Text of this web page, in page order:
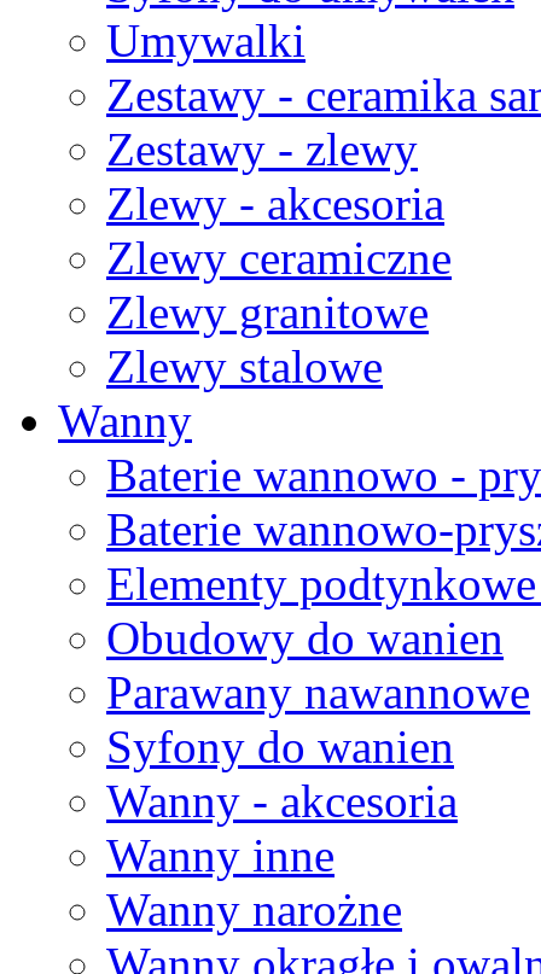
Umywalki
Zestawy - ceramika
Zestawy - zlewy
Zlewy - akcesoria
Zlewy ceramiczne
Zlewy granitowe
Zlewy stalowe
Wanny
Baterie wannowo -
Baterie wannowo-
Elementy
Obudowy do wanien
Parawany nawannowe
Syfony do wanien
Wanny - akcesoria
Wanny inne
Wanny narożne